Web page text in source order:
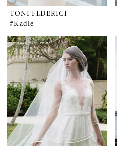
TONI FEDERICI
#Kadie